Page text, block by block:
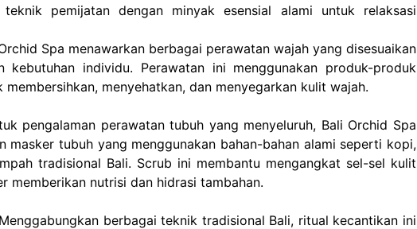
teknik pemijatan dengan minyak esensial alami untuk relaksasi
Spa menawarkan berbagai perawatan wajah yang disesuaikan
kebutuhan individu. Perawatan ini menggunakan produk-produk
menyehatkan, dan menyegarkan kulit wajah.
pengalaman perawatan tubuh yang menyeluruh, Bali Orchid Spa
masker tubuh yang menggunakan bahan-bahan alami seperti kopi,
tradisional Bali. Scrub ini membantu mengangkat sel-sel kulit
memberikan nutrisi dan hidrasi tambahan.
berbagai teknik tradisional Bali, ritual kecantikan ini